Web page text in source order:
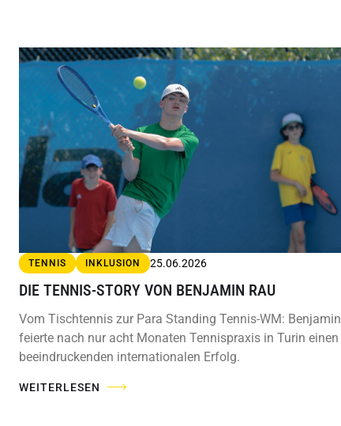
TENNIS INKLUSION 25.06.2026
DIE TENNIS-STORY VON BENJAMIN RAU
Vom Tischtennis zur Para Standing Tennis-WM: Benjamin
feierte nach nur acht Monaten Tennispraxis in Turin einen
beeindruckenden internationalen Erfolg.
WEITERLESEN